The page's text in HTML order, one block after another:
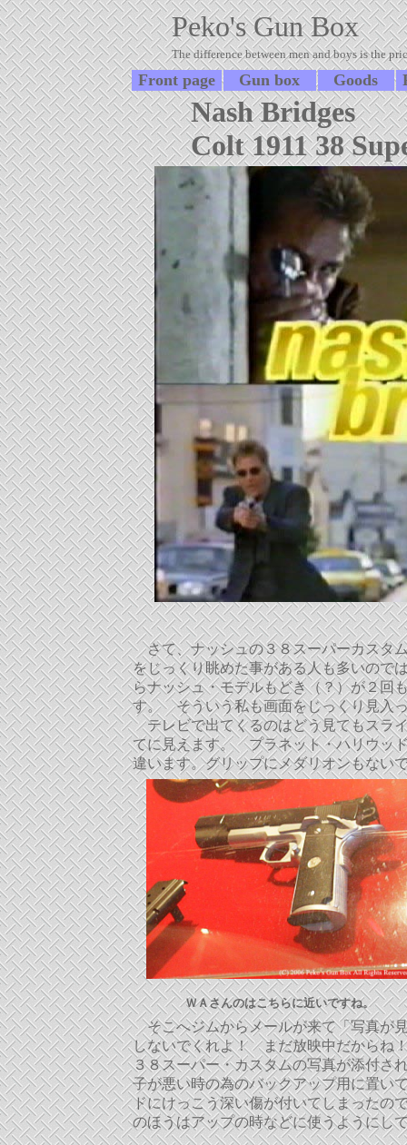
Peko's Gun Box
The difference between men and boys is the
Front page Gun box Goods
Nash Bridges
Colt 1911 38
さて、ナッシュの３８スーパーカスタ
をじっくり眺めた事がある人も多いの
らナッシュ・モデルもどき（？）が２回
す。 そういう私も画面をじっくり見入
テレビで出てくるのはどう見てもスラ
てに見えます。 プラネット・ハリウッ
違います。グリップにメダリオンもない
ＷＡさんのはこちらに近いですね。
そこへジムからメールが来て「写真が
しないでくれよ！ まだ放映中だからね
３８スーパー・カスタムの写真が添付
子が悪い時の為のバックアップ用に置い
ドにけっこう深い傷が付いてしまったの
のほうはアップの時などに使うようにし